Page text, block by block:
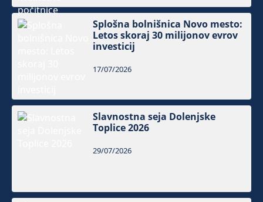
Splošna bolnišnica Novo mesto:
Letos skoraj 30 milijonov evrov
investicij
17/07/2026
Slavnostna seja Dolenjske
Toplice 2026
29/07/2026